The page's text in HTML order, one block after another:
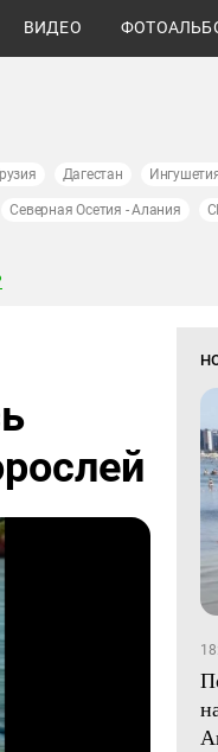
ВИДЕО
Дагестан
Северная Осетия - Алания